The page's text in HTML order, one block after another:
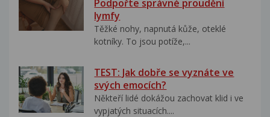
Podpořte správné proudění
lymfy
Těžké nohy, napnutá kůže, oteklé
kotníky. To jsou potíže,...
TEST: Jak dobře se vyznáte ve
svých emocích?
Někteří lidé dokážou zachovat klid i ve
vypjatých situacích....